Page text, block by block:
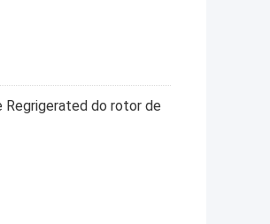
do rotor de